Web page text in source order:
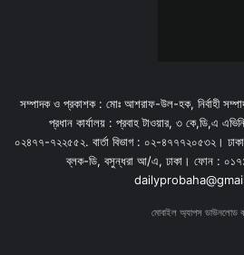
সম্পাদক ও প্রকাশক : মোঃ আশরাফ-উল-হক, নির্বাহী
প্রধান কার্যালয় : প্রবাহ টাওয়ার, ৩ কে,ডি,এ
০২৪৭৭-৭২২৫৫২. বার্তা বিভাগ : ০২-৪৭৭৭২০৫৩২।
ব্লক-ডি, বসুন্ধরা আ/এ, ঢাকা। ফোন :
মোবাইল অ্যাপস ডাউনলোড